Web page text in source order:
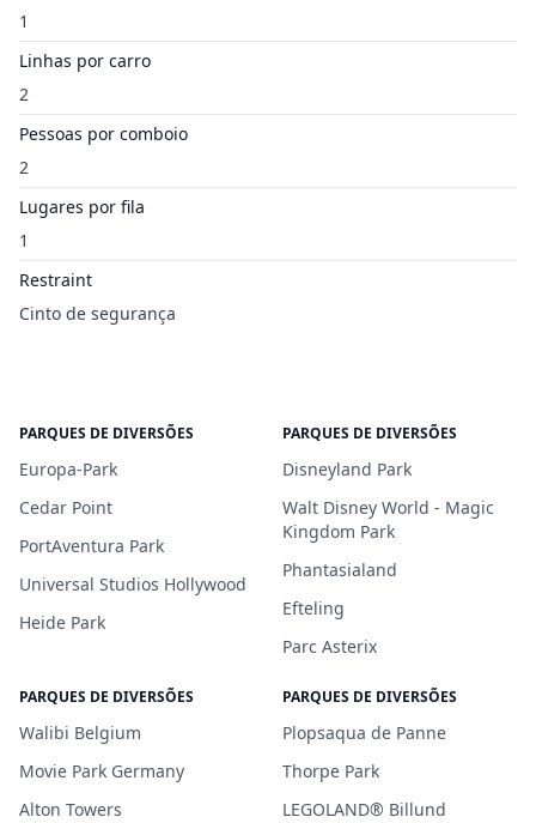
1
Linhas por carro
2
Pessoas por comboio
2
Lugares por fila
1
Restraint
Cinto de segurança
PARQUES DE DIVERSÕES
Europa-Park
Cedar Point
PortAventura Park
Universal Studios Hollywood
Heide Park
PARQUES DE DIVERSÕES
Disneyland Park
Walt Disney World - Magic
Kingdom Park
Phantasialand
Efteling
Parc Asterix
PARQUES DE DIVERSÕES
Walibi Belgium
Movie Park Germany
Alton Towers
PARQUES DE DIVERSÕES
Plopsaqua de Panne
Thorpe Park
LEGOLAND® Billund